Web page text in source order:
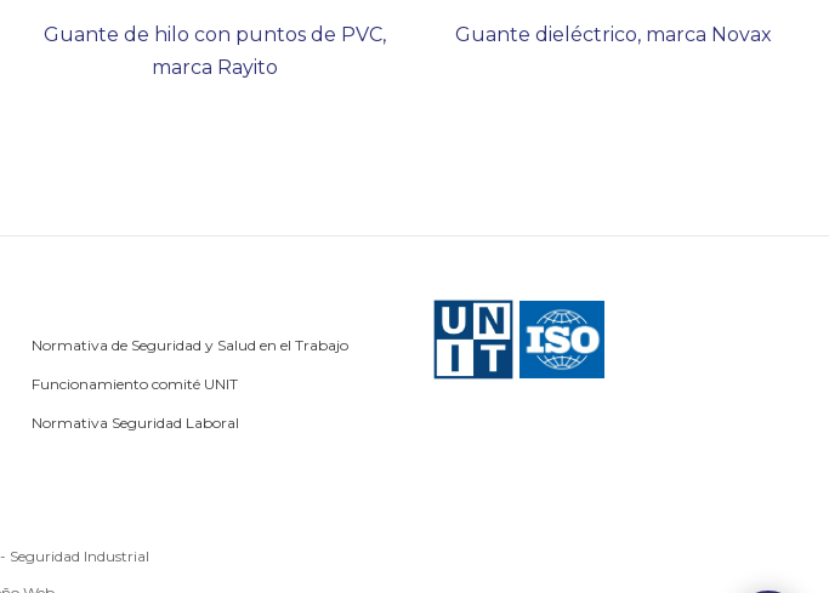
Guante de hilo con puntos de PVC,
marca Rayito
Guante dieléctrico, marca Novax
Normativa de Seguridad y Salud en el Trabajo
Funcionamiento comité UNIT
Normativa Seguridad Laboral
Seguridad Industrial